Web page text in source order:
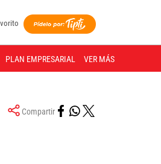
PLAN EMPRESARIAL VER MÁS
Compartir